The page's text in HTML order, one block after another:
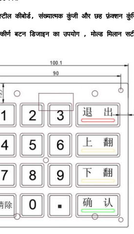
कीबोर्ड, संख्यात्मक कुंजी और छह फ़ंक्शन
बटन डिजाइन का उपयोग , मोल्ड मिलान